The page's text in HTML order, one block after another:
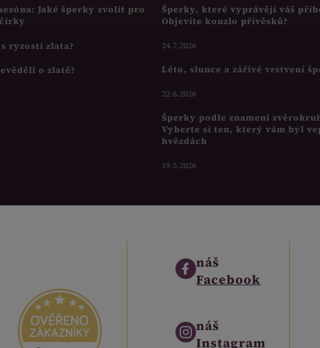
Jaké šperky zvolit pro
ryzostí zlata?
o zlatě?
Šperky, které vyprávějí váš
Objevíte kouzlo přívěsků?
24.7.2026
Léto, slunce a zářivé vrstvení
22.6.2026
Šperky podle znamení
Vyberte si ten, který vám byl
hvězdách
19.5.2026
náš
Facebook
náš
Instagram